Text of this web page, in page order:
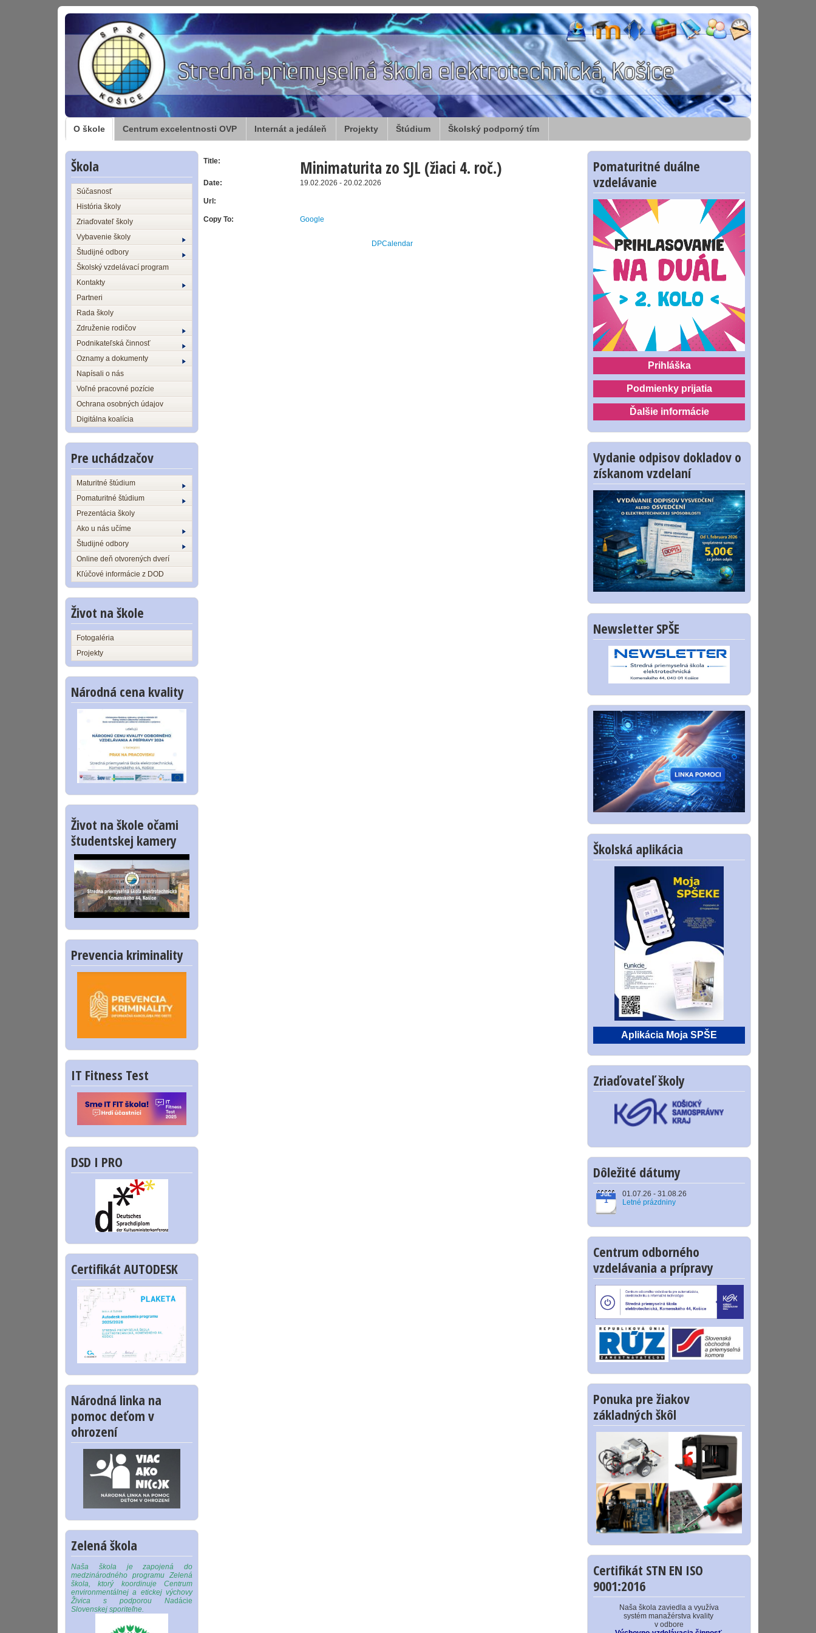
O škole Centrum excelentnosti OVP Internát a jedáleň Projekty Štúdium Školský podporný tím
Škola
Súčasnosť
História školy
Zriaďovateľ školy
Vybavenie školy
Študijné odbory
Školský vzdelávací program
Kontakty
Partneri
Rada školy
Združenie rodičov
Podnikateľská činnosť
Oznamy a dokumenty
Napísali o nás
Voľné pracovné pozície
Ochrana osobných údajov
Digitálna koalícia
Pre uchádzačov
Maturitné štúdium
Pomaturitné štúdium
Prezentácia školy
Ako u nás učíme
Študijné odbory
Online deň otvorených dverí
Kľúčové informácie z DOD
Život na škole
Fotogaléria
Projekty
Národná cena kvality
Život na škole očami
študentskej kamery
Prevencia kriminality
IT Fitness Test
DSD I PRO
Certifikát AUTODESK
Národná linka na
pomoc deťom v
ohrození
Zelená škola
Naša škola je zapojená do
medzinárodného programu Zelená
škola, ktorý koordinuje Centrum
environmentálnej a etickej výchovy
Živica s podporou Nadácie
Slovenskej sporiteľne.
Title: Minimaturita zo SJL (žiaci 4. roč.)
Date: 19.02.2026 - 20.02.2026
Url:
Copy To: Google
DPCalendar
Pomaturitné duálne
vzdelávanie
Prihláška
Podmienky prijatia
Ďalšie informácie
Vydanie odpisov dokladov o
získanom vzdelaní
Newsletter SPŠE
Školská aplikácia
Aplikácia Moja SPŠE
Zriaďovateľ školy
Dôležité dátumy
JúL
1
01.07.26 - 31.08.26
Letné prázdniny
Centrum odborného
vzdelávania a prípravy
Ponuka pre žiakov
základných škôl
Certifikát STN EN ISO
9001:2016
Naša škola zaviedla a využíva
systém manažérstva kvality
v odbore